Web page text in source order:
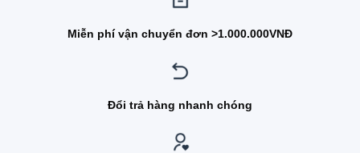
Miễn phí vận chuyển đơn >1.000.000VNĐ
Đổi trả hàng nhanh chóng